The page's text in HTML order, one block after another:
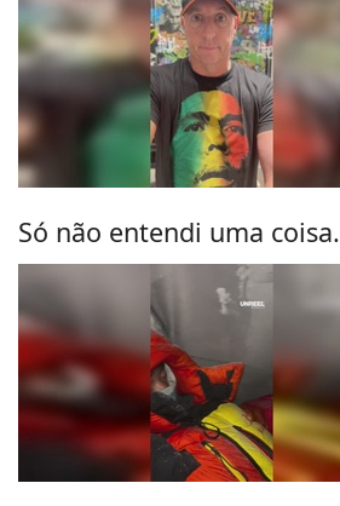
Só não entendi uma coisa.